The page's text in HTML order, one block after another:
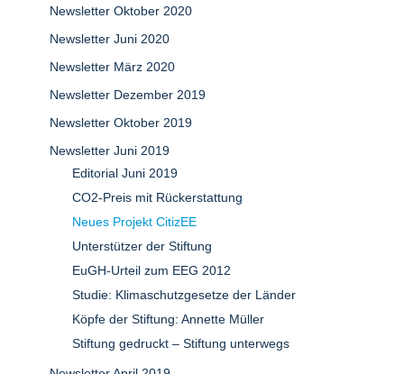
Newsletter Oktober 2020
Newsletter Juni 2020
Newsletter März 2020
Newsletter Dezember 2019
Newsletter Oktober 2019
Newsletter Juni 2019
Editorial Juni 2019
CO2-Preis mit Rückerstattung
Neues Projekt CitizEE
Unterstützer der Stiftung
EuGH-Urteil zum EEG 2012
Studie: Klimaschutzgesetze der Länder
Köpfe der Stiftung: Annette Müller
Stiftung gedruckt – Stiftung unterwegs